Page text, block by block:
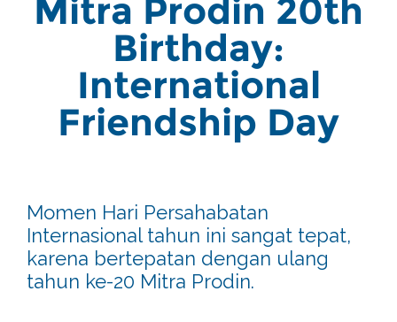
Mitra Prodin 20th
Birthday:
International
Friendship Day
Momen Hari Persahabatan
Internasional tahun ini sangat tepat,
karena bertepatan dengan ulang
tahun ke-20 Mitra Prodin.